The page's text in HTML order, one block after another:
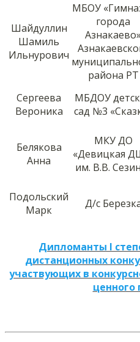
Шайдуллин
Шамиль
Ильнурович
МБОУ
города
Азнакаево»
района РТ
Сергеева
Вероника
МБДОУ
сад №3
Белякова
Анна
МКУ ДО
«Девицкая
им. В.В.
Подольский
Марк
Д/с
Дипломанты I
дистанционных
участвующих в
ценного